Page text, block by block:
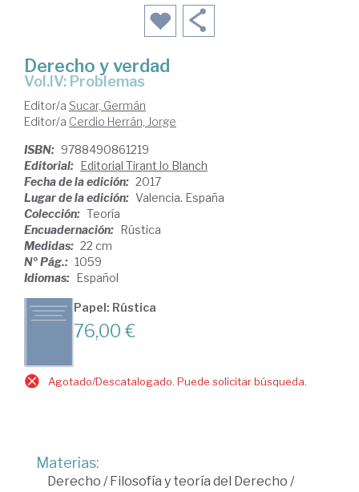
Derecho y verdad
Vol.IV: Problemas
Editor/a Sucar, Germán
Editor/a Cerdio Herrán, Jorge
ISBN: 9788490861219
Editorial: Editorial Tirant lo Blanch
Fecha de la edición: 2017
Lugar de la edición: Valencia. España
Colección: Teoría
Encuadernación: Rústica
Medidas: 22 cm
Nº Pág.: 1059
Idiomas: Español
Papel: Rústica
76,00 €
Agotado/Descatalogado. Puede solicitar búsqueda.
Materias:
Derecho /Filosofía y teoría del Derecho /